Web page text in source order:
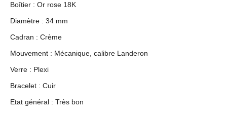
Boîtier : Or rose 18K
Diamètre : 34 mm
Cadran : Crème
Mouvement : Mécanique, calibre Landeron
Verre : Plexi
Bracelet : Cuir
Etat général : Très bon